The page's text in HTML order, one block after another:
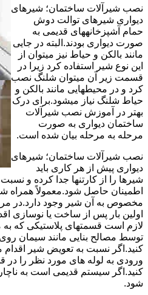
نصب شیرآلات ساختمان؛ شیرهای
دیواری شیرهای توالت دوش
حمام آشپزخانههای قدیمی به
صورت دیواری بودند.البته در جایی
مانند بالکن و حیاط نیز میتوان از
این نوع شیر استفاده کرد زیرا در
قسمت زیر آن میتوان شلنگ نصب
کرد و در محیطهایی مانند بالکن و
حیاط شلنگ نیاز میشود.برای درک
بهتر در آموزش نصب شیرآلات
ساختمان دیواری به صورت
مرحله به مرحله بیان شده است.
نصب شیرآلات ساختمان؛ شیرهای
دیواری پیش از هر کاری باید
شیرها را از کارتنها جدا کرده و
اطمینان حاصل شود.معمولاً همراه
مخصوص به آن شیر وجود دارد.در
اولین بار پس از ساخت یا نوسازی
لازم است قسمتهای پلاستیکی که
توسط مصالح بنایی مانند سیمان روی
کنید.اگر نسبت به تعویض شیر اقدام
ورودی به لوله های مورد نظر را
کنید.اگر سیستم قدیمی است به
شود.